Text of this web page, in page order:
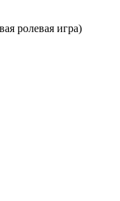
ролевая игра)